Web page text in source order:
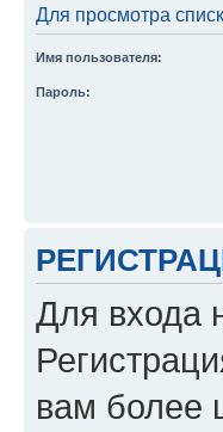
Для просмотра
Имя пользователя:
Пароль:
Для входа
вам более